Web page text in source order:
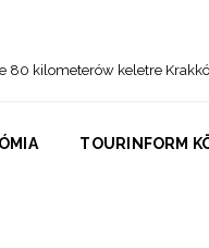
80 kilometerów keletre Krakkó
TOURINFORM